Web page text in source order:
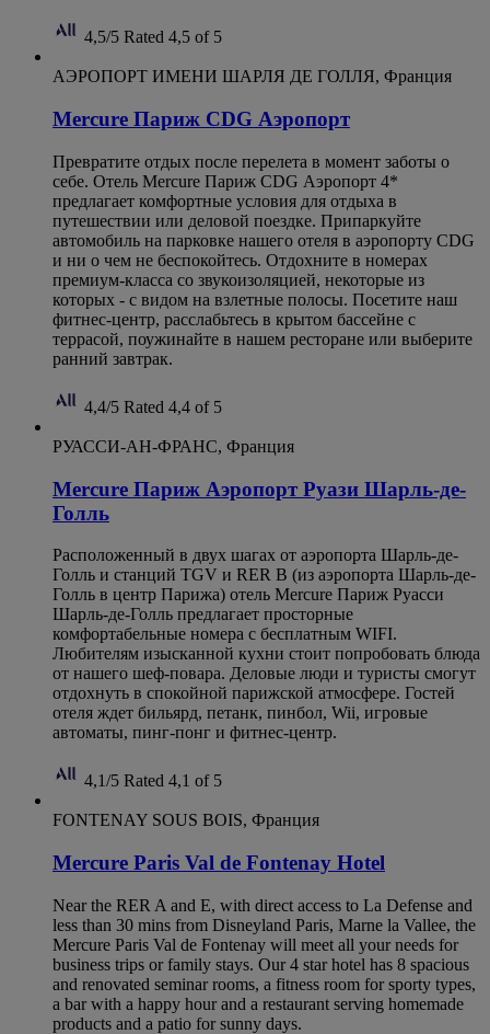
4,5/5 Rated 4,5 of 5
АЭРОПОРТ ИМЕНИ ШАРЛЯ ДЕ ГОЛЛЯ, Франция
Mercure Париж CDG Аэропорт
Превратите отдых после перелета в момент заботы о
себе. Отель Mercure Париж CDG Аэропорт 4*
предлагает комфортные условия для отдыха в
путешествии или деловой поездке. Припаркуйте
автомобиль на парковке нашего отеля в аэропорту CDG
и ни о чем не беспокойтесь. Отдохните в номерах
премиум-класса со звукоизоляцией, некоторые из
которых - с видом на взлетные полосы. Посетите наш
фитнес-центр, расслабьтесь в крытом бассейне с
террасой, поужинайте в нашем ресторане или выберите
ранний завтрак.
4,4/5 Rated 4,4 of 5
РУАССИ-АН-ФРАНС, Франция
Mercure Париж Аэропорт Руази Шарль-де-
Голль
Расположенный в двух шагах от аэропорта Шарль-де-
Голль и станций TGV и RER B (из аэропорта Шарль-де-
Голль в центр Парижа) отель Mercure Париж Руасси
Шарль-де-Голль предлагает просторные
комфортабельные номера с бесплатным WIFI.
Любителям изысканной кухни стоит попробовать блюда
от нашего шеф-повара. Деловые люди и туристы смогут
отдохнуть в спокойной парижской атмосфере. Гостей
отеля ждет бильярд, петанк, пинбол, Wii, игровые
автоматы, пинг-понг и фитнес-центр.
4,1/5 Rated 4,1 of 5
FONTENAY SOUS BOIS, Франция
Mercure Paris Val de Fontenay Hotel
Near the RER A and E, with direct access to La Defense and
less than 30 mins from Disneyland Paris, Marne la Vallee, the
Mercure Paris Val de Fontenay will meet all your needs for
business trips or family stays. Our 4 star hotel has 8 spacious
and renovated seminar rooms, a fitness room for sporty types,
a bar with a happy hour and a restaurant serving homemade
products and a patio for sunny days.